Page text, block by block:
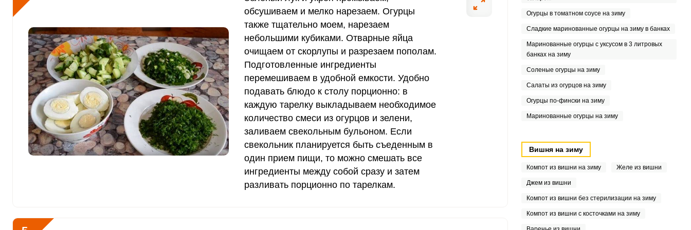
Селен
Фтор 1851.8 мкг 4000 мкг 1.3
Хром 59.6 мкг 50 мкг 3.4
Цинк 10.9 мг
Бор 2200 мкг 1200 мкг 5.2
Ванадий 112 мкг 20 мкг 15.9
Молибден 242 мкг
обсушиваем и мелко нарезаем. Огурцы
также тщательно моем, нарезаем
небольшими кубиками. Отварные яйца
очищаем от скорлупы и разрезаем пополам.
Подготовленные ингредиенты
перемешиваем в удобной емкости. Удобно
подавать блюдо к столу порционно: в
каждую тарелку выкладываем необходимое
количество смеси из огурцов и зелени,
заливаем свекольным бульоном. Если
свекольник планируется быть съеденным в
один прием пищи, то можно смешать все
ингредиенты между собой сразу и затем
разливать порционно по тарелкам.
Огурцы в томатном соусе на зиму
Сладкие маринованные огурцы на зиму в банках
Маринованные огурцы с уксусом в 3 литровых
банках на зиму
Соленые огурцы на зиму
Салаты из огурцов на зиму
Огурцы по-фински на зиму
Маринованные огурцы на зиму
Вишня на зиму
Компот из вишни на зиму Желе из вишни
Джем из вишни
Компот из вишни без стерилизации на зиму
Компот из вишни с косточками на зиму